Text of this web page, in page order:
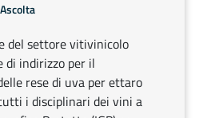
Ascolta
del settore vitivinicolo
di indirizzo per il
rese di uva per ettaro
i disciplinari dei vini a